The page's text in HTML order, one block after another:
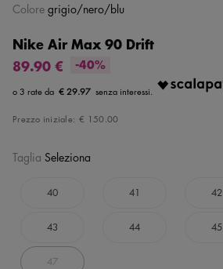
Nike Air Max 90 Drift
89.90 €
-40%
€ 29.97
Prezzo iniziale: € 150.00
Colore grigio/nero/blu
Taglia Seleziona
40 41 42
43 44 45
47